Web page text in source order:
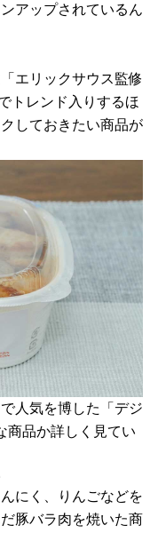
アップされているん
エリックサウス監修
トレンド入りするほ
しておきたい商品が
人気を博した「デジ
商品か詳しく見てい
にく、りんごなどを
豚バラ肉を焼いた商